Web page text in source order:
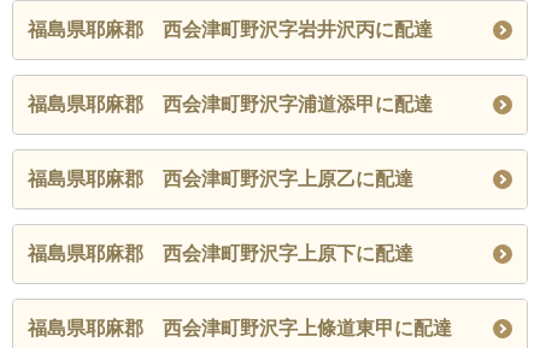
福島県耶麻郡 西会津町野沢字岩井沢丙に配達
福島県耶麻郡 西会津町野沢字浦道添甲に配達
福島県耶麻郡 西会津町野沢字上原乙に配達
福島県耶麻郡 西会津町野沢字上原下に配達
福島県耶麻郡 西会津町野沢字上條道東甲に配達